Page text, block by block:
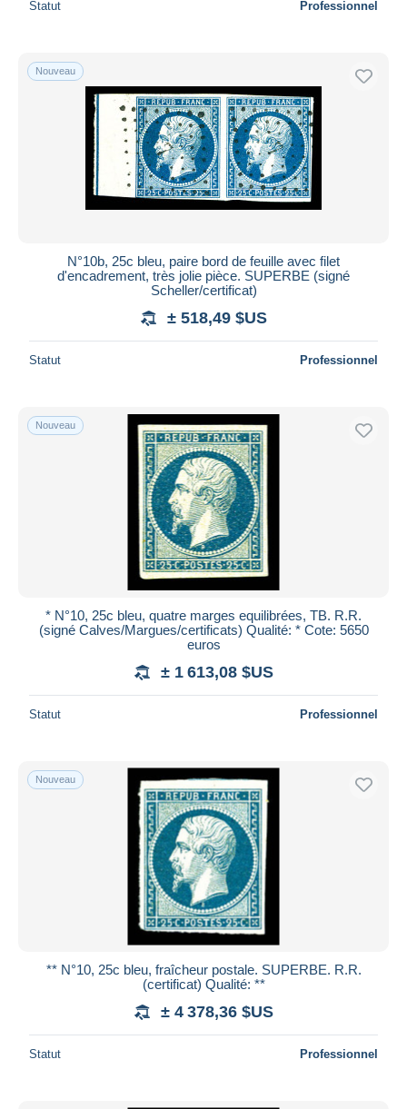
Statut Professionnel
Nouveau
N°10b, 25c bleu, paire bord de feuille avec filet
d'encadrement, très jolie pièce. SUPERBE (signé
Scheller/certificat)
± 518,49 $US
Statut Professionnel
Nouveau
* N°10, 25c bleu, quatre marges equilibrées, TB. R.R.
(signé Calves/Margues/certificats) Qualité: * Cote: 5650
euros
± 1 613,08 $US
Statut Professionnel
Nouveau
** N°10, 25c bleu, fraîcheur postale. SUPERBE. R.R.
(certificat) Qualité: **
± 4 378,36 $US
Statut Professionnel